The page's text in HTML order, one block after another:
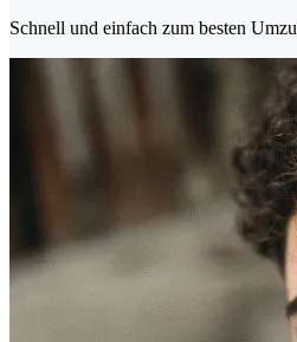
Schnell und einfach zum besten